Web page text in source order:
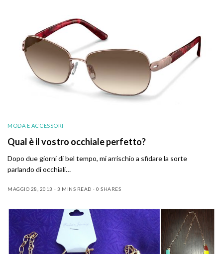
MODA E ACCESSORI
Qual è il vostro occhiale perfetto?
Dopo due giorni di bel tempo, mi arrischio a sfidare la sorte
parlando di occhiali…
MAGGIO 28, 2013 3 MINS READ 0 SHARES